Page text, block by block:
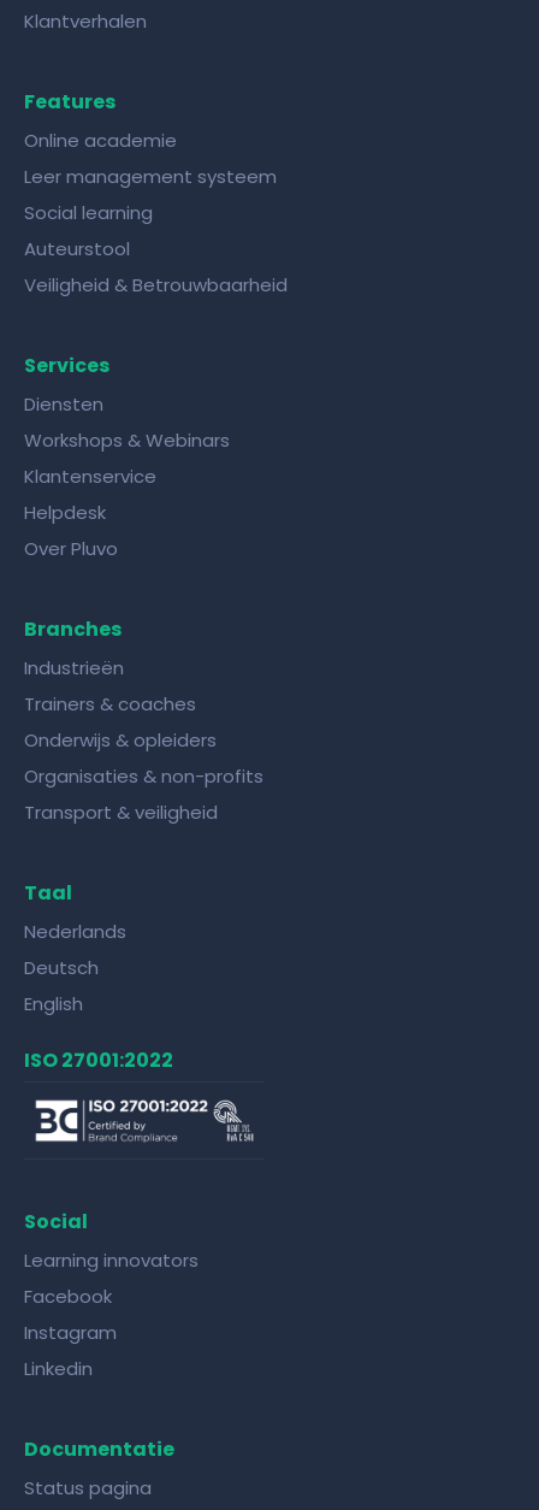
Klantverhalen
Features
Online academie
Leer management systeem
Social learning
Auteurstool
Veiligheid & Betrouwbaarheid
Services
Diensten
Workshops & Webinars
Klantenservice
Helpdesk
Over Pluvo
Branches
Industrieën
Trainers & coaches
Onderwijs & opleiders
Organisaties & non-profits
Transport & veiligheid
Taal
Nederlands
Deutsch
English
ISO 27001:2022
Social
Learning innovators
Facebook
Instagram
Linkedin
Documentatie
Status pagina